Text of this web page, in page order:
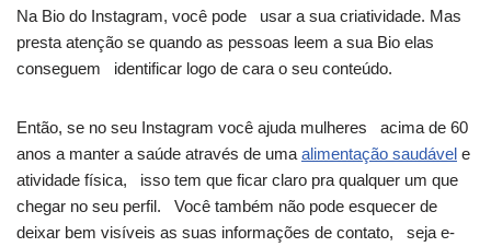
Na Bio do Instagram, você pode usar a sua criatividade. Mas
presta atenção se quando as pessoas leem a sua Bio elas
conseguem identificar logo de cara o seu conteúdo.
Então, se no seu Instagram você ajuda mulheres acima de 60
anos a manter a saúde através de uma alimentação saudável e
atividade física, isso tem que ficar claro pra qualquer um que
chegar no seu perfil. Você também não pode esquecer de
deixar bem visíveis as suas informações de contato, seja e-